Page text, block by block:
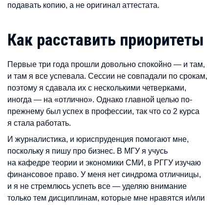
подавать копию, а не оригинал аттестата.
Как расставить приоритеты
Первые три года прошли довольно спокойно — и там,
и там я все успевала. Сессии не совпадали по срокам,
поэтому я сдавала их с несколькими четверками,
иногда — на «отлично». Однако главной целью по-
прежнему был успех в профессии, так что со 2 курса
я стала работать.
И журналистика, и юриспруденция помогают мне,
поскольку я пишу про бизнес. В МГУ я учусь
на кафедре теории и экономики СМИ, в РГГУ изучаю
финансовое право. У меня нет синдрома отличницы,
и я не стремлюсь успеть все — уделяю внимание
только тем дисциплинам, которые мне нравятся и/или